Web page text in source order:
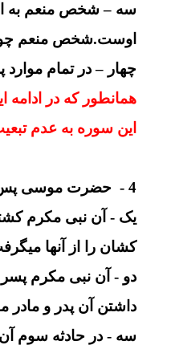
سه – شخص منعم به
اوست.شخص منعم
چهار – در تمام
همانطور که در
این سوره به عدم
4 - حضرت موسی پس از خلاصی از سختی های یک سفر هنگام برگشتن در همراهی با نفسی با ایمان پیامبرانه با سه حادثه رویرو میشود:
یک - آن نبی مکرم
کشان را از آنها
دو - آن نبی مکرم پسر
داشتن آن پدر و
سه - در حادثه سوم آن